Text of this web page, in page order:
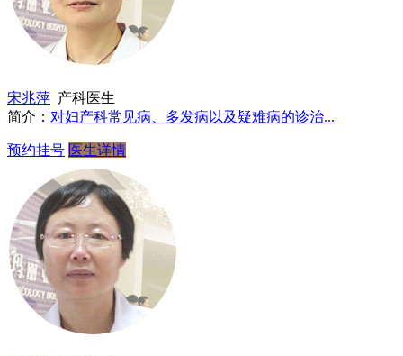
宋兆萍 产科医生
简介： 对妇产科常见病、多发病以及疑难病的诊治...
预约挂号 医生详情